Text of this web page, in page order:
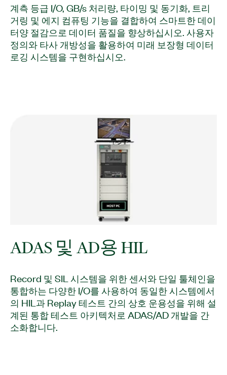
계측 등급 I/O, GB/s 처리량, 타이밍 및 동기화, 트리
거링 및 에지 컴퓨팅 기능을 결합하여 스마트한 데이
터양 절감으로 데이터 품질을 향상하십시오. 사용자
정의와 타사 개방성을 활용하여 미래 보장형 데이터
로깅 시스템을 구현하십시오.
ADAS 및 AD용 HIL
Record 및 SIL 시스템을 위한 센서와 단일 툴체인을
통합하는 다양한 I/O를 사용하여 동일한 시스템에서
의 HIL과 Replay 테스트 간의 상호 운용성을 위해 설
계된 통합 테스트 아키텍처로 ADAS/AD 개발을 간
소화합니다.